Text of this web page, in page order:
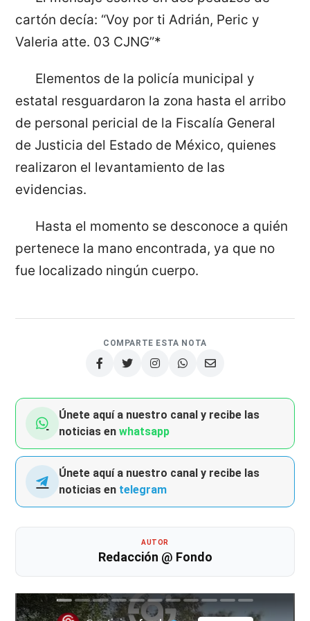
cartón decía: “Voy por ti Adrián, Peric y
Valeria atte. 03 CJNG”*
Elementos de la policía municipal y
estatal resguardaron la zona hasta el arribo
de personal pericial de la Fiscalía General
de Justicia del Estado de México, quienes
realizaron el levantamiento de las
evidencias.
Hasta el momento se desconoce a quién
pertenece la mano encontrada, ya que no
fue localizado ningún cuerpo.
COMPARTE ESTA NOTA
Únete aquí a nuestro canal y recibe las
noticias enwhatsapp
Únete aquí a nuestro canal y recibe las
noticias en telegram
AUTOR
Redacción @ Fondo